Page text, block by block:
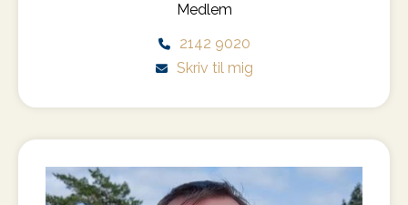
Medlem
2142 9020
Skriv til mig